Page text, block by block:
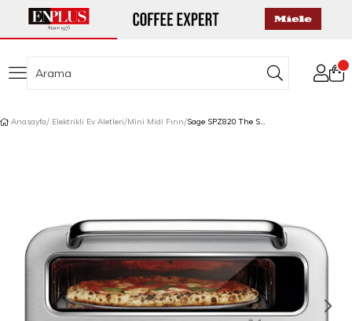
Anasayfa Elektrikli Ev Aletleri Mini Midi Fırın Sage SPZ820 The Smart Oven™ Pizzaiolo Pizza Fırını